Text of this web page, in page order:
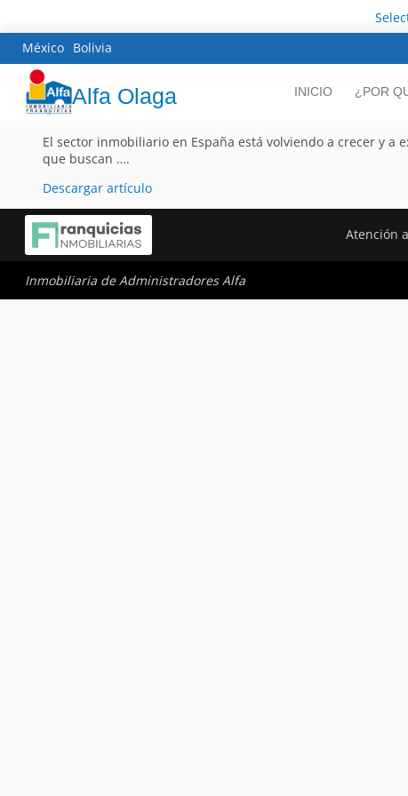
México Bolivia
Alfa Olaga INICIO ¿POR
El sector inmobiliario en España está volviendo a crecer y a
que buscan ….
Descargar artículo
Atención
Inmobiliaria de Administradores Alfa